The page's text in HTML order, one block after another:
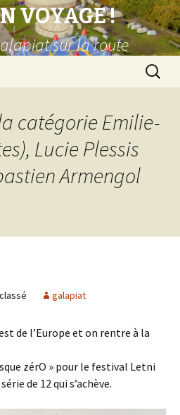
VOYAGE !
sur la route
catégorie Emilie-
Lucie Plessis
Armengol
galapiat
de l’Europe et on rentre à la
zérO » pour le festival Letni
de 12 qui s’achève.